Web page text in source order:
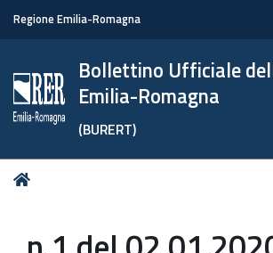
Regione Emilia-Romagna
Bollettino Ufficiale
Emilia-Romagna
(BURERT)
Tu